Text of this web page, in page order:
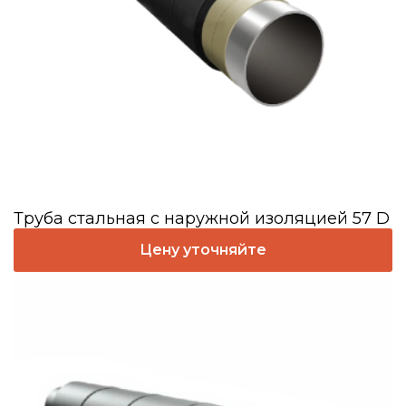
Труба стальная с наружной изоляцией 57 D
Цену уточняйте